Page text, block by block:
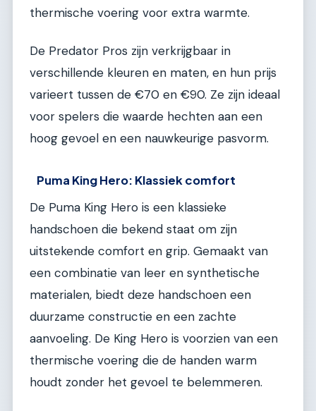
thermische voering voor extra warmte.
De Predator Pros zijn verkrijgbaar in
verschillende kleuren en maten, en hun prijs
varieert tussen de €70 en €90. Ze zijn ideaal
voor spelers die waarde hechten aan een
hoog gevoel en een nauwkeurige pasvorm.
Puma King Hero: Klassiek comfort
De Puma King Hero is een klassieke
handschoen die bekend staat om zijn
uitstekende comfort en grip. Gemaakt van
een combinatie van leer en synthetische
materialen, biedt deze handschoen een
duurzame constructie en een zachte
aanvoeling. De King Hero is voorzien van een
thermische voering die de handen warm
houdt zonder het gevoel te belemmeren.